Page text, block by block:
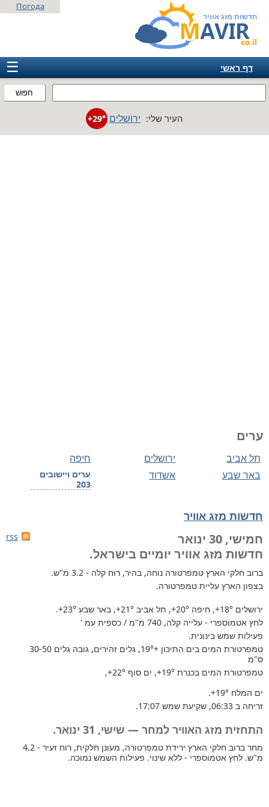
חדשות מזג אוויר
חפוש
Погода
☰
דף ראשי
אמריקה
העיר שלי: ירושלים +29°
ערים
חיפה ירושלים תל אביב
ערים ויישובים
203
אשדוד באר שבע
חדשות מזג אוויר
rss
חמישי, 30 ינואר
חדשות מזג אוויר יומיים בישראל.
ברוב חלקי הארץ טמפרטורה נוחה, בהיר, רוח קלה - 3.2 מ"ש.
בצפון הארץ עליית טמפרטורה.
ירושלים +18°, חיפה +20°, תל אביב +21°, באר שבע +23°
.
לחץ אטמוספרי - עלייה קלה, 740 מ"מ / כספית עמ '
פעילות שמש בינונית.
טמפרטורת המים בים התיכון +19°
, גלים זהירים, גובה גלים 30-50
ס"מ
טמפרטורת המים בכנרת +19°, ים סוף +22°
,
ים המלח +19°
.
זריחה ב 06:33, שקיעת שמש 17:07.
התחזית מזג האוויר למחר — שישי, 31 ינואר.
מחר ברוב חלקי הארץ ירידת טמפרטורה, מעונן חלקית, רוח זעיר - 4.2
מ"ש. לחץ אטמוספרי - ללא שינוי. פעילות השמש נמוכה.